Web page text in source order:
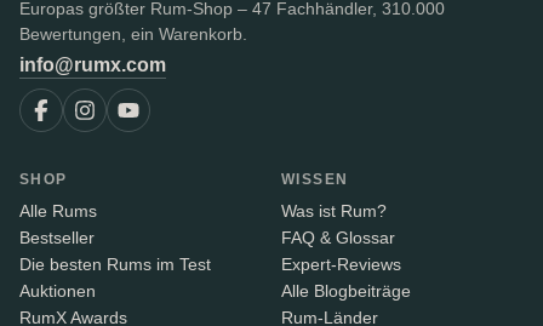
Europas größter Rum-Shop – 47 Fachhändler, 310.000
Bewertungen, ein Warenkorb.
info@rumx.com
SHOP
Alle Rums
Bestseller
Die besten Rums im Test
Auktionen
RumX Awards
WISSEN
Was ist Rum?
FAQ & Glossar
Expert-Reviews
Alle Blogbeiträge
Rum-Länder